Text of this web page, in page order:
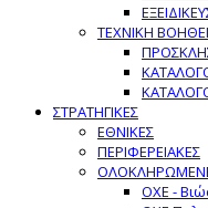
ΤΕΧΝΙΚΗ
ΣΤΡΑΤΗΓΙΚΕΣ
ΕΘΝΙΚΕΣ
ΠΕΡΙΦΕΡΕΙΑΚΕΣ
ΟΧΕ -